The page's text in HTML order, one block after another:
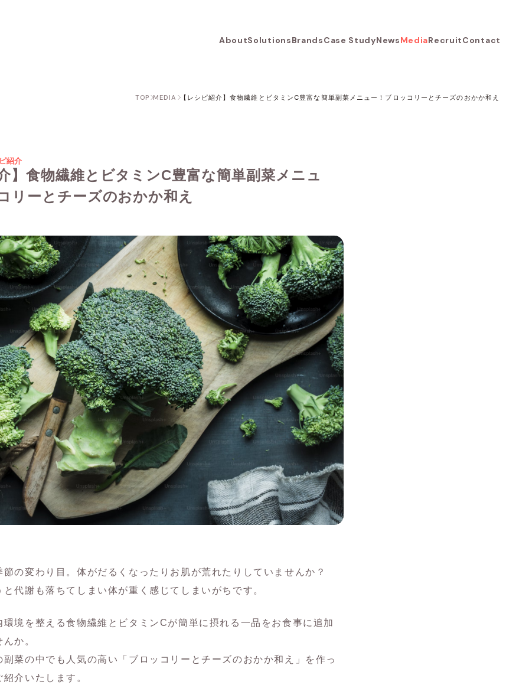
AboutSolutionsBrandsCase StudyNewsMediaRecruitContact
TOP MEDIA 【レシピ紹介】食物繊維とビタミンC豊富な簡単副菜メニュー！ブロッコリーとチーズのおかか和え
紹介
】食物繊維とビタミンC豊富な簡単副菜メニュ
リーとチーズのおかか和え
の変わり目。体がだるくなったりお肌が荒れたりしていませんか？
代謝も落ちてしまい体が重く感じてしまいがちです。
環境を整える食物繊維とビタミンCが簡単に摂れる一品をお食事に追加
か。
副菜の中でも人気の高い「ブロッコリーとチーズのおかか和え」を作っ
介いたします。